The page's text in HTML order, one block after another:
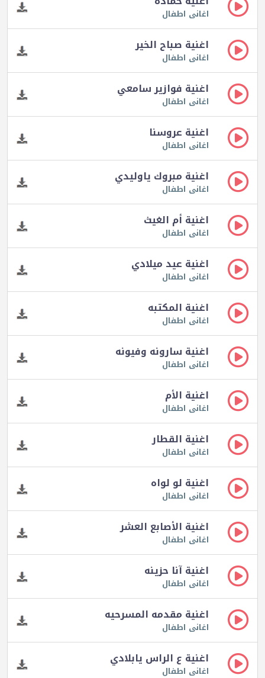
اغانى اطفال
اغنية صباح الخير
اغانى اطفال
اغنية فوازير سامعي
اغانى اطفال
اغنية عروسنا
اغانى اطفال
اغنية مبروك ياوليدي
اغانى اطفال
اغنية أم الغيث
اغانى اطفال
اغنية عيد ميلادي
اغانى اطفال
اغنية المكتبه
اغانى اطفال
اغنية سارونه وفيونه
اغانى اطفال
اغنية الأم
اغانى اطفال
اغنية القطار
اغانى اطفال
اغنية لو لواه
اغانى اطفال
اغنية الأصابع العشر
اغانى اطفال
اغنية آنا حزينه
اغانى اطفال
اغنية مقدمه المسرحيه
اغانى اطفال
اغنية ع الراس يابلادي
اغانى اطفال